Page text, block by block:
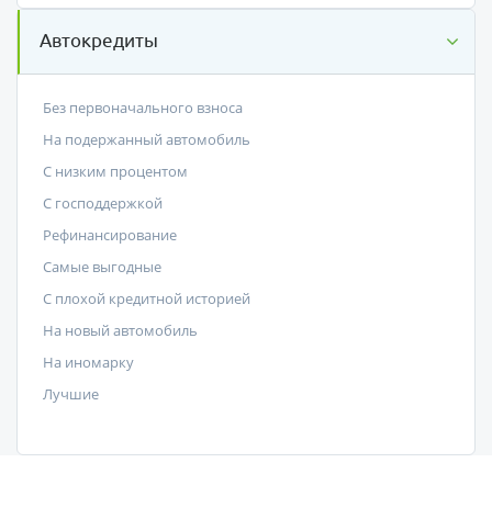
Автокредиты
Без первоначального взноса
На подержанный автомобиль
С низким процентом
C господдержкой
Рефинансирование
Самые выгодные
С плохой кредитной историей
На новый автомобиль
На иномарку
Лучшие